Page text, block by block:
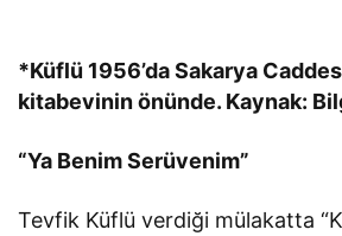
*Küflü 1956’da Sakarya
kitabevinin önünde. Kaynak:
“Ya Benim Serüvenim”
Tevfik Küflü verdiği mülakatta